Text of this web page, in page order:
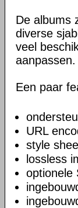
De albums
diverse
veel
aanpassen.
Een paar
URL
style
lossless
optionele